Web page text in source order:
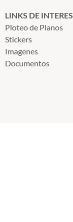
LINKS DE INTERES
Ploteo de Planos
Stickers
Imagenes
Documentos